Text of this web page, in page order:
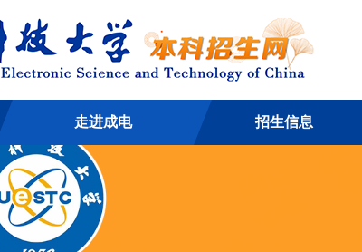
走进成电 招生信息